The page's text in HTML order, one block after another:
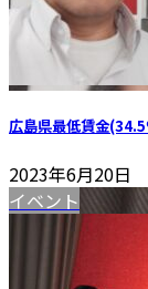
広島県最低賃金
2023年6月20日
イベント